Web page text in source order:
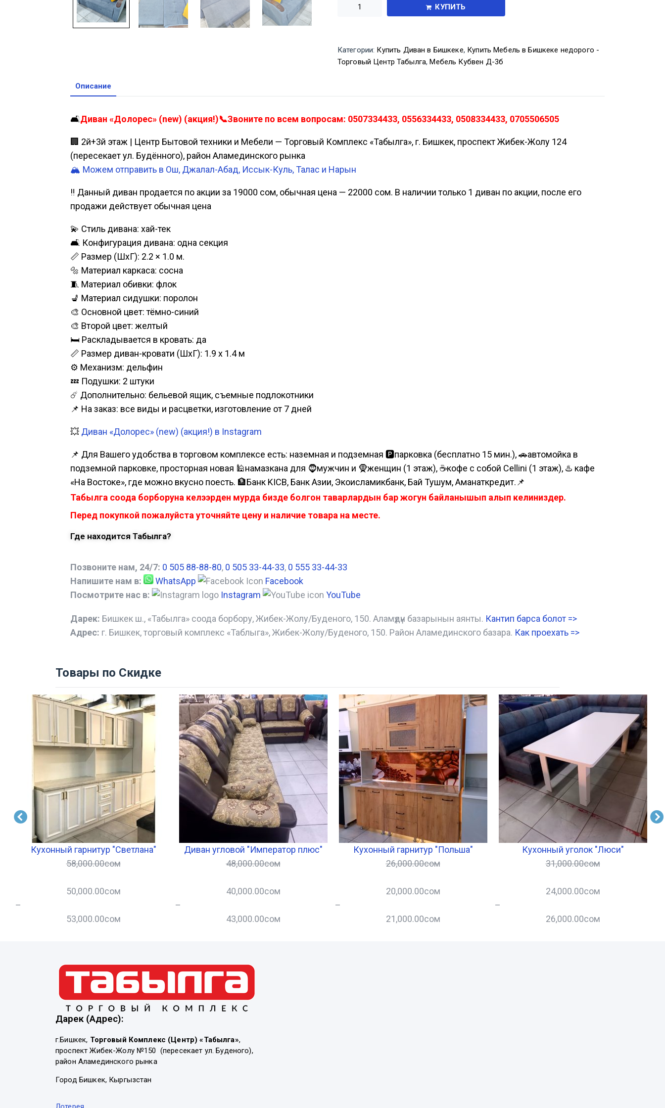
КУПИТЬ
Категории: Купить Диван в Бишкеке, Купить Мебель в Бишкеке недорого -
Торговый Центр Табылга, Мебель Кубвен Д-3б
Описание
🛋️Диван «Долорес» (new) (акция!)📞Звоните по всем вопросам: 0507334433, 0556334433, 0508334433, 0705506505
🏢 2й+3й этаж | Центр Бытовой техники и Мебели — Торговый Комплекс «Табылга», г. Бишкек, проспект Жибек-Жолу 124
(пересекает ул. Будённого), район Аламединского рынка
🏔️ Можем отправить в Ош, Джалал-Абад, Иссык-Куль, Талас и Нарын
‼ Данный диван продается по акции за 19000 сом, обычная цена — 22000 сом. В наличии только 1 диван по акции, после его
продажи действует обычная цена
💫 Стиль дивана: хай-тек
🛋️ Конфигурация дивана: одна секция
📏 Размер (ШхГ): 2.2 × 1.0 м.
🔩 Материал каркаса: сосна
🧵 Материал обивки: флок
💺 Материал сидушки: поролон
🎨 Основной цвет: тёмно-синий
🎨 Второй цвет: желтый
🛏️ Раскладывается в кровать: да
📏 Размер диван-кровати (ШхГ): 1.9 х 1.4 м
⚙️ Механизм: дельфин
💤 Подушки: 2 штуки
☄️ Дополнительно: бельевой ящик, съемные подлокотники
📌 На заказ: все виды и расцветки, изготовление от 7 дней
💥 Диван «Долорес» (new) (акция!) в Instagram
📌 Для Вашего удобства в торговом комплексе есть: наземная и подземная 🅿парковка (бесплатно 15 мин.), 🚗автомойка в
подземной парковке, просторная новая 🕌намазкана для 🧔мужчин и 🧕женщин (1 этаж), ☕кофе с собой Cellini (1 этаж), ♨️ кафе
«На Востоке», где можно вкусно поесть. 🏦Банк KICB, Банк Азии, Экоисламикбанк, Бай Тушум, Аманаткредит.📌
Табылга соода борборуна келээрден мурда бизде болгон таварлардын бар жогун байланышып алып келиниздер.
Перед покупкой пожалуйста уточняйте цену и наличие товара на месте.
Где находится Табылга?
Позвоните нам, 24/7: 0 505 88-88-80, 0 505 33-44-33, 0 555 33-44-33
Напишите нам в:
WhatsApp
Facebook
Посмотрите нас в:
Instagram YouTube
Дарек: Бишкек ш., «Табылга» соода борбору, Жибек-Жолу/Буденого, 150. Аламүдүн базарынын аянты. Кантип барса болот =>
Адрес: г. Бишкек, торговый комплекс «Таблыга», Жибек-Жолу/Буденого, 150. Район Аламединского базара. Как проехать =>
Товары по Скидке
Кухонный гарнитур "Светлана"
58,000.00сом
50,000.00сом
–
53,000.00сом
Диван угловой "Император плюс"
48,000.00сом
40,000.00сом
–
43,000.00сом
Кухонный гарнитур "Польша"
26,000.00сом
20,000.00сом
–
21,000.00сом
Кухонный уголок "Люси"
31,000.00сом
24,000.00сом
–
26,000.00сом
Дарек (Адрес):
г.Бишкек, Торговый Комплекс (Центр) «Табылга»,
проспект Жибек-Жолу №150 (пересекает ул. Буденого),
район Аламединского рынка
Город Бишкек, Кыргызстан